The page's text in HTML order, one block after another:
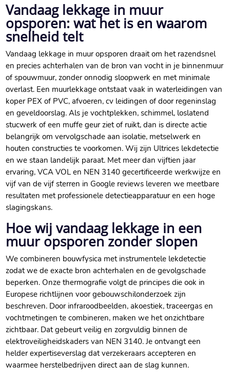
Vandaag lekkage in muur
opsporen: wat het is en waarom
snelheid telt
Vandaag lekkage in muur opsporen draait om het razendsnel
en precies achterhalen van de bron van vocht in je binnenmuur
of spouwmuur, zonder onnodig sloopwerk en met minimale
overlast.​ Een muurlekkage ontstaat vaak in waterleidingen van
koper PEX of PVC, afvoeren, cv leidingen of door regeninslag
en geveldoorslag.​ Als je vochtplekken, schimmel, loslatend
stucwerk of een muffe geur ziet of ruikt, dan is directe actie
belangrijk om vervolgschade aan isolatie, metselwerk en
houten constructies te voorkomen.​ Wij zijn Ultrices lekdetectie
en we staan landelijk paraat.​ Met meer dan vijftien jaar
ervaring, VCA VOL en NEN 3140 gecertificeerde werkwijze en
vijf van de vijf sterren in Google reviews leveren we meetbare
resultaten met professionele detectieapparatuur en een hoge
slagingskans.​
Hoe wij vandaag lekkage in een
muur opsporen zonder slopen
We combineren bouwfysica met instrumentele lekdetectie
zodat we de exacte bron achterhalen en de gevolgschade
beperken.​ Onze thermografie volgt de principes die ook in
Europese richtlijnen voor gebouwschilonderzoek zijn
beschreven.​ Door infraroodbeelden, akoestiek, traceergas en
vochtmetingen te combineren, maken we het onzichtbare
zichtbaar.​ Dat gebeurt veilig en zorgvuldig binnen de
elektroveiligheidskaders van NEN 3140.​ Je ontvangt een
helder expertiseverslag dat verzekeraars accepteren en
waarmee herstelbedrijven direct aan de slag kunnen.​